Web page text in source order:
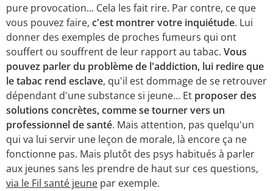
pure provocation... Cela les fait rire. Par contre, ce que
vous pouvez faire, c'est montrer votre inquiétude. Lui
donner des exemples de proches fumeurs qui ont
souffert ou souffrent de leur rapport au tabac. Vous
pouvez parler du problème de l'addiction, lui redire que
le tabac rend esclave, qu'il est dommage de se retrouver
dépendant d'une substance si jeune... Et proposer des
solutions concrètes, comme se tourner vers un
professionnel de santé. Mais attention, pas quelqu'un
qui va lui servir une leçon de morale, là encore ça ne
fonctionne pas. Mais plutôt des psys habitués à parler
aux jeunes sans les prendre de haut sur ces questions,
via le Fil santé jeune par exemple.